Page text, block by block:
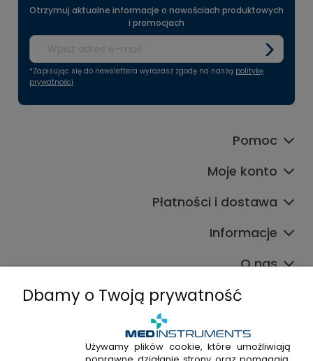
Otrzymuj aktualne informacje o nowościach produktowych
i promocjach
*Zapisując się do newslettera wyrażasz zgodę na naszą politykę
prywatności
Pomoc
Moje konto
Płatności i dostawa
Informacje
O nas
Dbamy o Twoją prywatność
Używamy plików cookie, które umożliwiają